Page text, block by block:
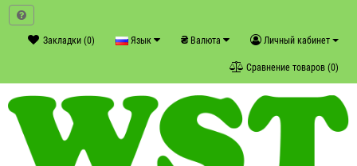
Личный кабинет
₴ Валюта
Язык
Закладки (0)
Сравнение товаров (0)